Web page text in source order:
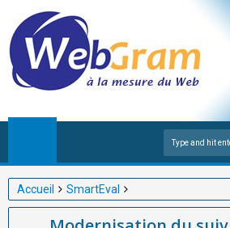
Accueil
SmartEval
Modernisation du suivi et de l'évaluation